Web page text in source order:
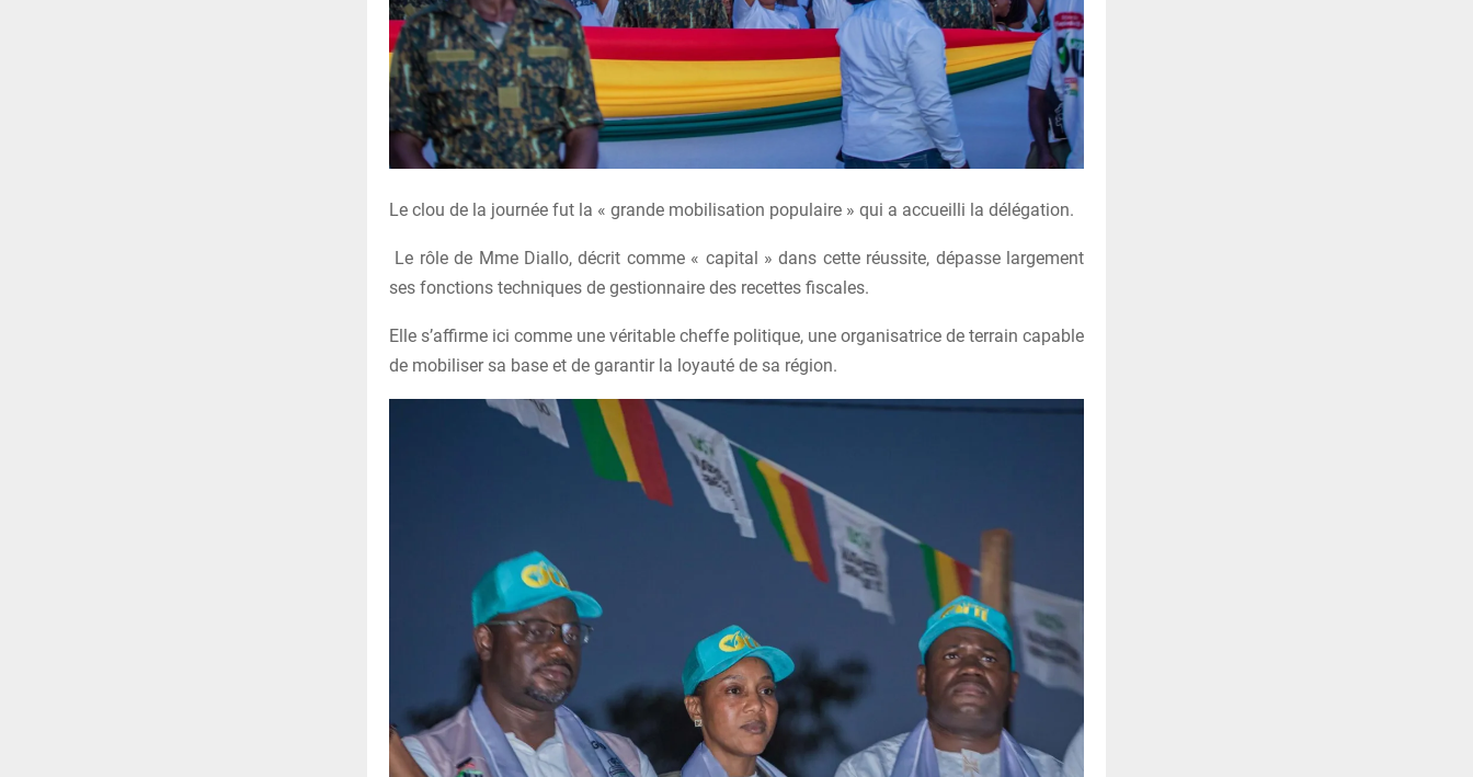
Le clou de la journée fut la « grande mobilisation populaire » qui a accueilli la délégation.
Le rôle de Mme Diallo, décrit comme « capital » dans cette réussite, dépasse largement
ses fonctions techniques de gestionnaire des recettes fiscales.
Elle s’affirme ici comme une véritable cheffe politique, une organisatrice de terrain capable
de mobiliser sa base et de garantir la loyauté de sa région.